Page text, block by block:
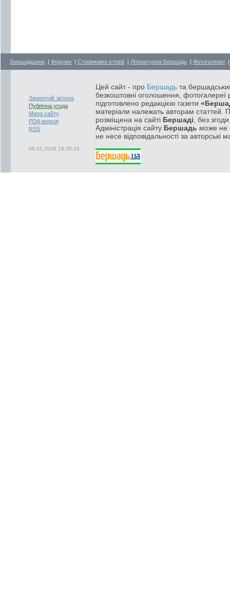
Бершадщина | Форуми | Сторінками історії | Літературна Бершадь | Фотогалереї
Зворотній зв'язок
Публічна угода
Мапа сайту
PDA-версія
RSS
08.01.2026 18:28:19
Цей сайт - про Бершадь та
безкоштовні оголошення, фотогалереї
підготовлено редакцією газети
матеріали належать авторам статтей.
розміщена на сайті Бершаді , без
Адміністрація сайту Бершадь може не
не несе відповідальності за авторські